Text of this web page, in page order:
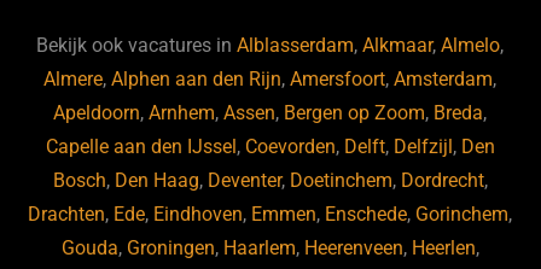
b
o
o
k
d
s
a
m
ky dI
n
Bekijk ook vacatures inAlblasserdam,Alkmaar,Almelo,
Almere,Alphen aan den Rijn,Amersfoort,Amsterdam,
Apeldoorn,Arnhem,Assen, Bergen op Zoom, Breda,
Capelle aan den IJssel, Coevorden, Delft, Delfzijl, Den
Bosch, Den Haag, Deventer, Doetinchem, Dordrecht,
Drachten, Ede, Eindhoven, Emmen, Enschede, Gorinchem,
Gouda, Groningen, Haarlem, Heerenveen, Heerlen,